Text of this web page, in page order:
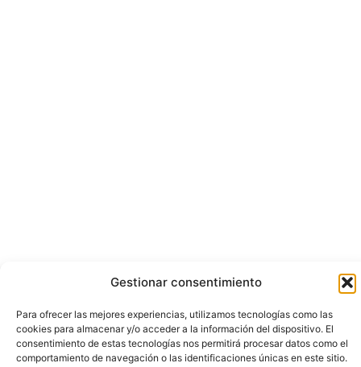
Gestionar consentimiento
Para ofrecer las mejores experiencias, utilizamos tecnologías como las
cookies para almacenar y/o acceder a la información del dispositivo. El
consentimiento de estas tecnologías nos permitirá procesar datos como el
comportamiento de navegación o las identificaciones únicas en este sitio.